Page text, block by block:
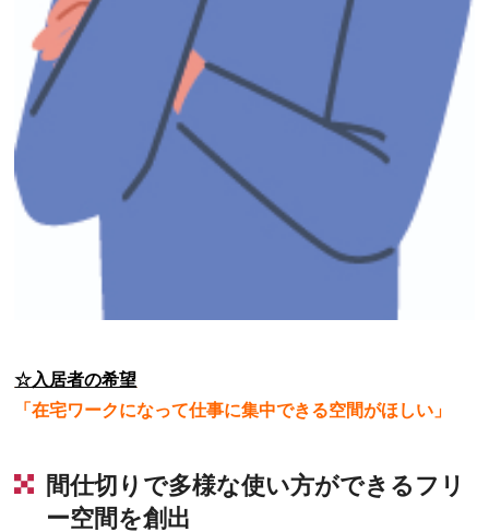
☆入居者の希望
「在宅ワークになって仕事に集中できる空間がほしい」
間仕切りで多様な使い方ができるフリ
ー空間を創出